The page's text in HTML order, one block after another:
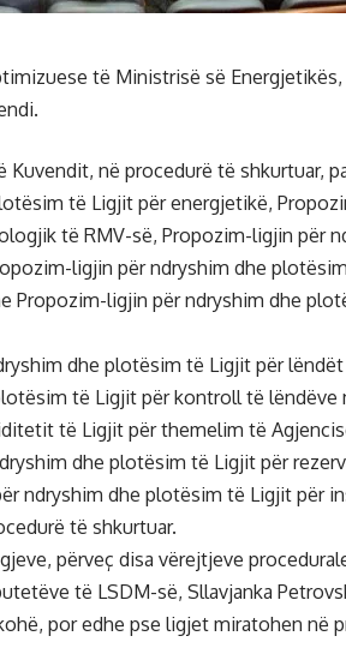
të Ministrisë së
në procedurë të shkurtuar,
të Ligjit për energjetikë,
të RMV-së, Propozim-ligjin për
ligjin për ndryshim dhe
Propozim-ligjin për ndryshim dhe
dhe plotësim të Ligjit për lëndët
të Ligjit për kontroll të lëndëve
të Ligjit për themelim të
dhe plotësim të Ligjit për
ndryshim dhe plotësim të Ligjit për
të shkurtuar.
përveç disa vërejtjeve
të LSDM-së, Sllavjanka
por edhe pse ligjet miratohen në